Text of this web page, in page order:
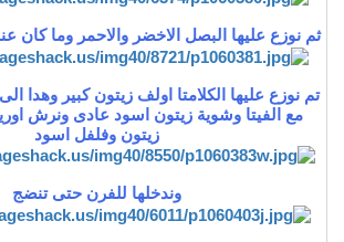
ثم نوزع عليها البصل الاخضر والاحمر وما كان
تم نوزع عليها الكلامتا اولف زيتون كبير وهدا
مع الفيتا وشوية زيتون اسود عادى ونرش
زيتون وفلفل اسود
وندخلها للفرن حتى تنضج